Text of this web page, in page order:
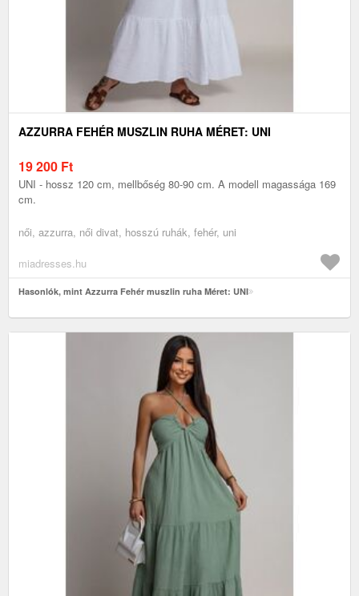
AZZURRA FEHÉR MUSZLIN RUHA MÉRET: UNI
19 200 Ft
UNI - hossz 120 cm, mellbőség 80-90 cm. A modell magassága 169
cm.
női, azzurra, női divat, hosszú ruhák, fehér, uni
miadresses.hu
Hasonlók, mint Azzurra Fehér muszlin ruha Méret: UNI